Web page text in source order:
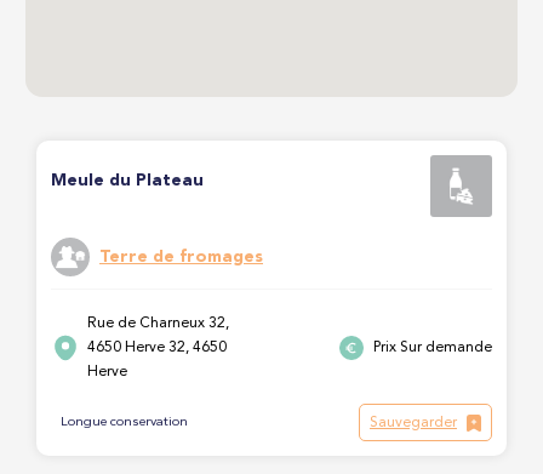
Meule du Plateau
Terre de fromages
Rue de Charneux 32,
4650 Herve 32, 4650
Herve
Prix Sur demande
Longue conservation Sauvegarder